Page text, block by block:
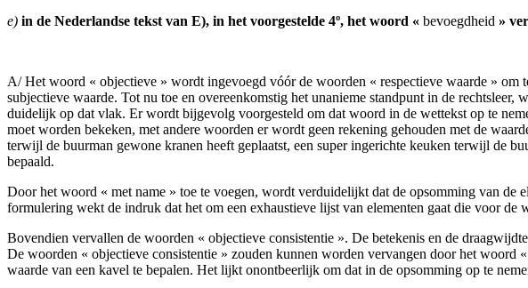
e) in de Nederlandse tekst van E), in het voorgestelde 4º, het woord « bevoegdheid »
A/ Het woord « objectieve » wordt ingevoegd vóór de woorden « respectieve waarde »
subjectieve waarde. Tot nu toe en overeenkomstig het unanieme standpunt in de
duidelijk op dat vlak. Er wordt bijgevolg voorgesteld om dat woord in de wettekst op te
moet worden bekeken, met andere woorden er wordt geen rekening gehouden met de
terwijl de buurman gewone kranen heeft geplaatst, een super ingerichte keuken terwijl de
bepaald.
Door het woord « met name » toe te voegen, wordt verduidelijkt dat de opsomming van
formulering wekt de indruk dat het om een exhaustieve lijst van elementen gaat die voor de
Bovendien vervallen de woorden « objectieve consistentie ». De betekenis en de
De woorden « objectieve consistentie » zouden kunnen worden vervangen door het
waarde van een kavel te bepalen. Het lijkt onontbeerlijk om dat in de opsomming op te